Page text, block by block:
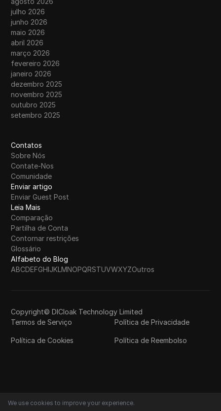
julho 2026
junho 2026
maio 2026
abril 2026
março 2026
fevereiro 2026
janeiro 2026
dezembro 2025
novembro 2025
outubro 2025
setembro 2025
Contatos
Sobre Nós
Contate-Nos
Comunidade
Enviar artigo
Enviar Guest Post
Leia Mais
Comparação
Partilha de Conta
Contornar restrições
Glossário
Alfabeto do Blog
ABCDEFGHIJKLMNOPQRSTUVWXYZOutros
Copyright© DICloak Technology Limited
Termos de Serviço
Política de Privacidade
Política de Cookies Política de Reembolso
We use cookies to improve your experience.